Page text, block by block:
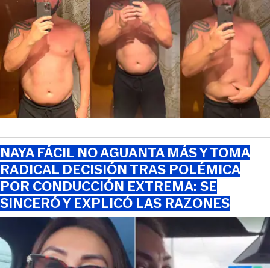
NAYA FÁCIL NO AGUANTA MÁS Y TOMA
RADICAL DECISIÓN TRAS POLÉMICA
POR CONDUCCIÓN EXTREMA: SE
SINCERÓ Y EXPLICÓ LAS RAZONES